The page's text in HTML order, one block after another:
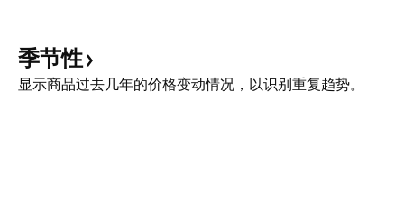
季节性
显示商品过去几年的价格变动情况，以识别重复趋势。